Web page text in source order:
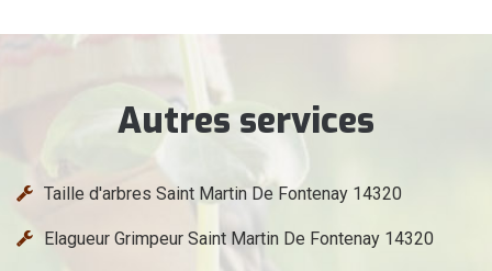
Autres services
Taille d'arbres Saint Martin De Fontenay 14320
Elagueur Grimpeur Saint Martin De Fontenay 14320